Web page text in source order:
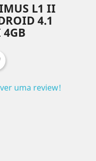
L1 II
4.1
uma review!